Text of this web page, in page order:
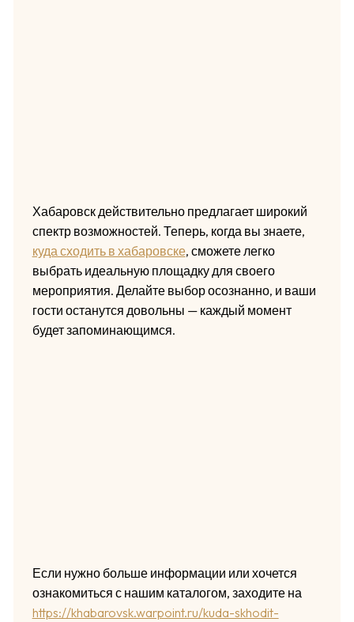
Хабаровск действительно предлагает широкий
спектр возможностей. Теперь, когда вы знаете,
куда сходить в хабаровске, сможете легко
выбрать идеальную площадку для своего
мероприятия. Делайте выбор осознанно, и ваши
гости останутся довольны — каждый момент
будет запоминающимся.
Если нужно больше информации или хочется
ознакомиться с нашим каталогом, заходите на
https://khabarovsk.warpoint.ru/kuda-skhodit-